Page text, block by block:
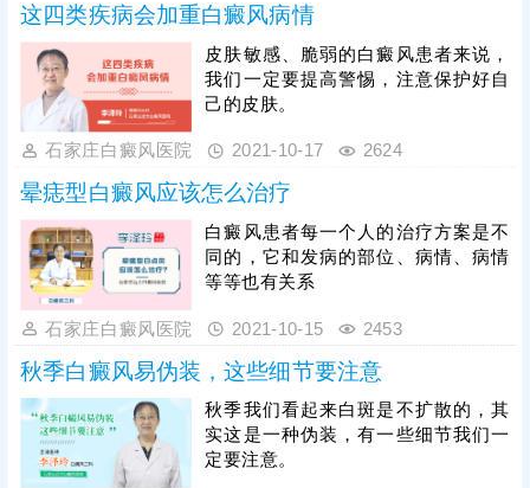
这四类疾病会加重白癜风病情
皮肤敏感、脆弱的白癜风患者来说，
我们一定要提高警惕，注意保护好自
己的皮肤。
石家庄白癜风医院 2021-10-17 2624
晕痣型白癜风应该怎么治疗
白癜风患者每一个人的治疗方案是不
同的，它和发病的部位、病情、病情
等等也有关系
石家庄白癜风医院 2021-10-15 2453
秋季白癜风易伪装，这些细节要注意
秋季我们看起来白斑是不扩散的，其
实这是一种伪装，有一些细节我们一
定要注意。